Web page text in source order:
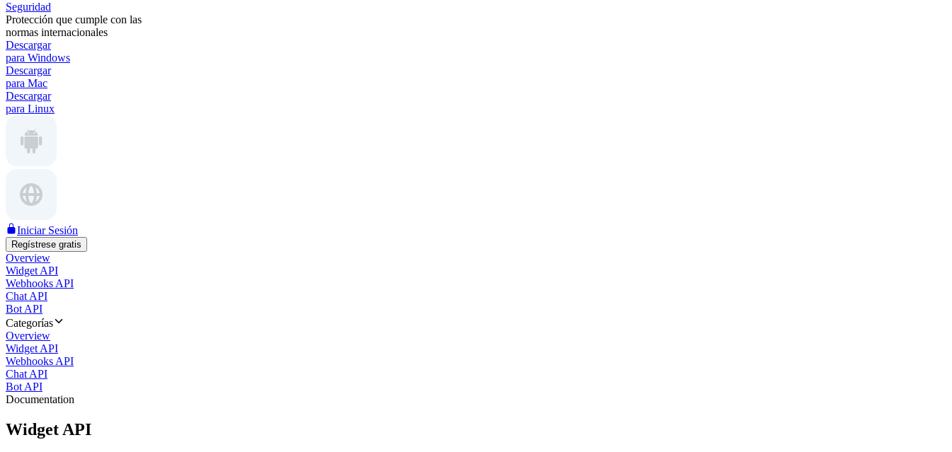
Seguridad
Protección que cumple con las
normas internacionales
Descargar
para Windows
Descargar
para Mac
Descargar
para Linux
Iniciar Sesión
Regístrese gratis
Overview
Widget API
Webhooks API
Chat API
Bot API
Categorías
Overview
Widget API
Webhooks API
Chat API
Bot API
Documentation
Widget API